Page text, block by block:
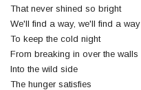
That never shined so bright
We'll find a way, we'll find a way
To keep the cold night
From breaking in over the walls
Into the wild side
The hunger satisfies